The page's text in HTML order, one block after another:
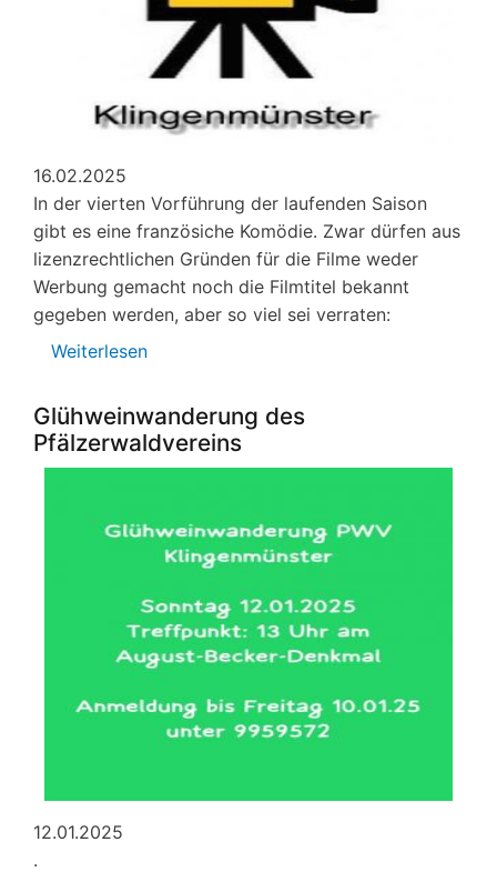
16.02.2025
In der vierten Vorführung der laufenden Saison
gibt es eine französiche Komödie. Zwar dürfen aus
lizenzrechtlichen Gründen für die Filme weder
Werbung gemacht noch die Filmtitel bekannt
gegeben werden, aber so viel sei verraten:
Weiterlesen
am
16.
Februar
Glühweinwanderung des
Pfälzerwaldvereins
12.01.2025
.